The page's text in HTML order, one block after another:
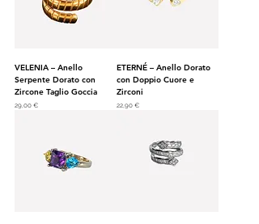
VELENIA – Anello
Serpente Dorato con
Zircone Taglio Goccia
Prezzo
29,00 €
ETERNÉ – Anello Dorato
con Doppio Cuore e
Zirconi
Prezzo
22,90 €